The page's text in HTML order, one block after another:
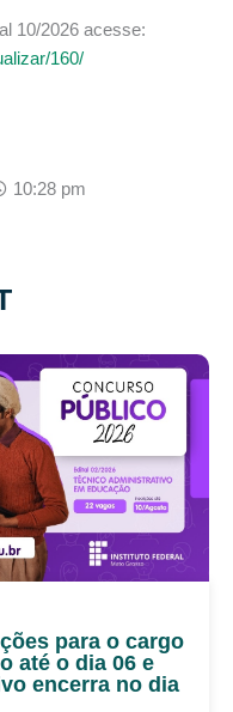
10/2026 acesse:
160/
10:28 pm
para o cargo
até o dia 06 e
encerra no dia